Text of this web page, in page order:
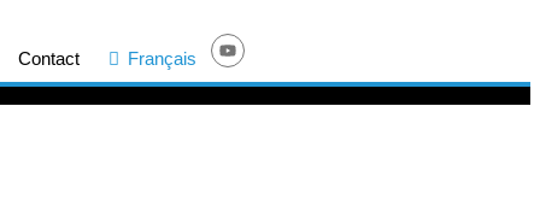
Contact Français